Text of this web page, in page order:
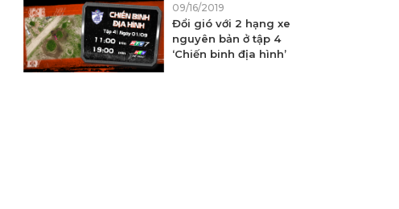
09/16/2019
Đổi gió với 2 hạng xe
nguyên bản ở tập 4
‘Chiến binh địa hình’